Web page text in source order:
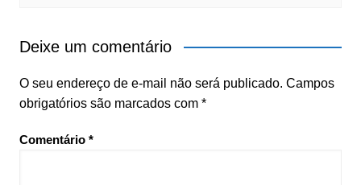
Deixe um comentário
O seu endereço de e-mail não será publicado. Campos
obrigatórios são marcados com *
Comentário *